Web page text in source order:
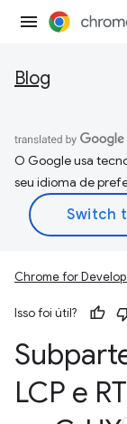
Blog
O Google usa
seu idioma de
Chrome for
Isso foi útil?
LCP e